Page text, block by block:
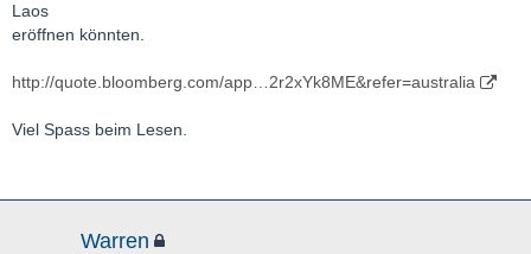
Laos
eröffnen könnten.
http://quote.bloomberg.com/app…2r2xYk8ME&refer=australia
Viel Spass beim Lesen.
Warren